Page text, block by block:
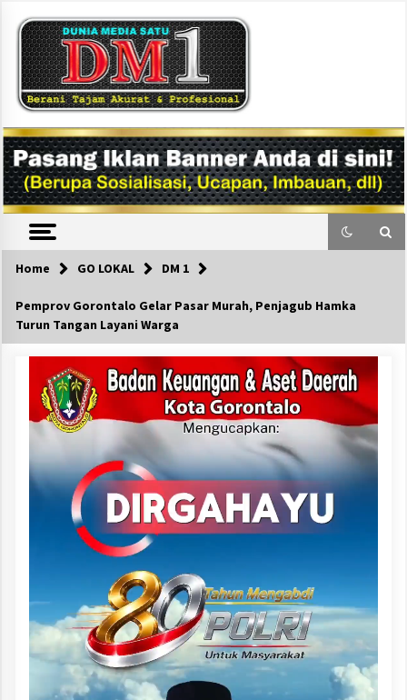
content
DM1
Home GO LOKAL DM 1
Pemprov Gorontalo Gelar Pasar Murah, Penjagub Hamka
Turun Tangan Layani Warga